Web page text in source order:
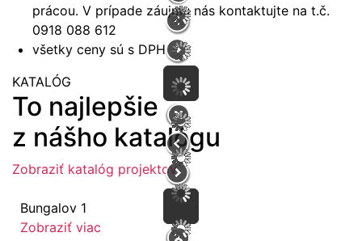
prácou. V prípade záujmu nás kontaktujte na t.č.
0918 088 612
všetky ceny sú s DPH
KATALÓG
To najlepšie
z nášho katalógu
Zobraziť katalóg projektov
Bungalov 1
Zobraziť viac